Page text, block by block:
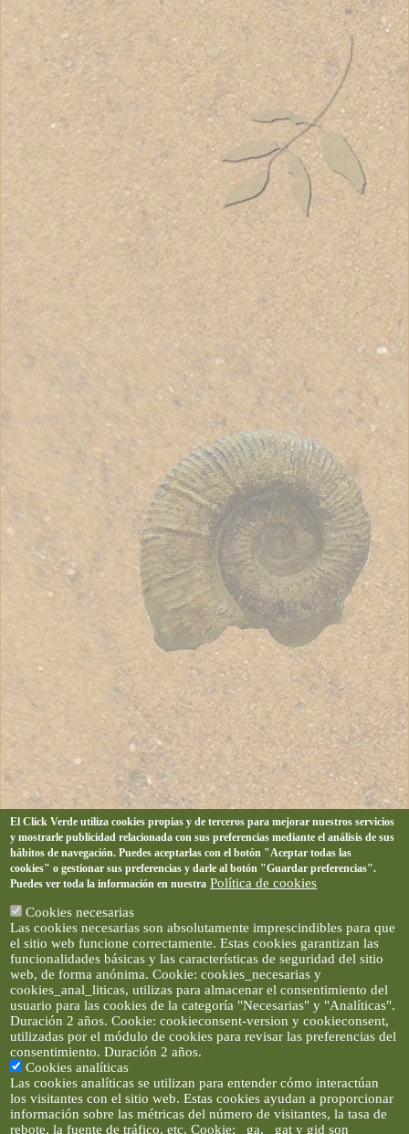
El Click Verde utiliza cookies propias y de terceros para mejorar nuestros servicios
y mostrarle publicidad relacionada con sus preferencias mediante el análisis de sus
hábitos de navegación. Puedes aceptarlas con el botón "Aceptar todas las
cookies" o gestionar sus preferencias y darle al botón "Guardar preferencias".
Puedes ver toda la información en nuestra Política de cookies
Cookies necesarias
Las cookies necesarias son absolutamente imprescindibles para que
el sitio web funcione correctamente. Estas cookies garantizan las
funcionalidades básicas y las características de seguridad del sitio
web, de forma anónima. Cookie: cookies_necesarias y
cookies_anal_liticas, utilizas para almacenar el consentimiento del
usuario para las cookies de la categoría "Necesarias" y "Analíticas".
Duración 2 años. Cookie: cookieconsent-version y cookieconsent,
utilizadas por el módulo de cookies para revisar las preferencias del
consentimiento. Duración 2 años.
Cookies analíticas
Las cookies analíticas se utilizan para entender cómo interactúan
los visitantes con el sitio web. Estas cookies ayudan a proporcionar
información sobre las métricas del número de visitantes, la tasa de
rebote, la fuente de tráfico, etc. Cookie: _ga, _gat y gid son